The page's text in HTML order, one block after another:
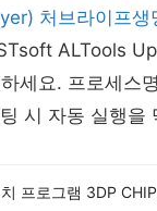
처브라이프생
ALTools
세요. 프로세스
시 자동 실행을
프로그램 3DP